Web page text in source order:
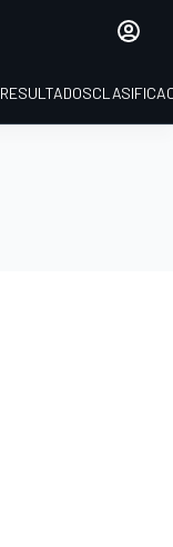
RESULTADOS